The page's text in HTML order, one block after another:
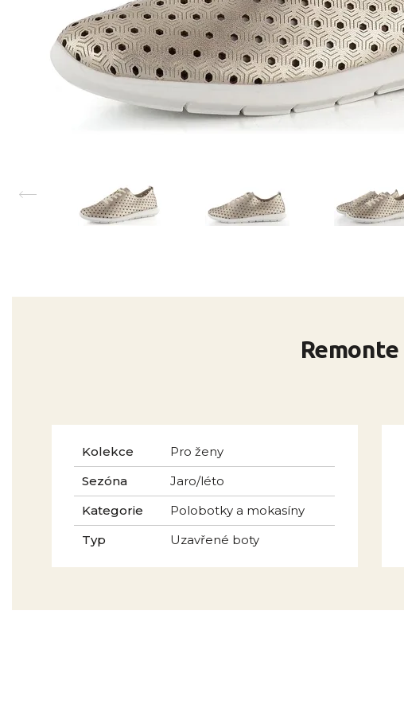
Kolekce
Pro ženy
Sezóna
Jaro/léto
Kategorie
Polobotky a mokasíny
Typ
Uzavřené boty